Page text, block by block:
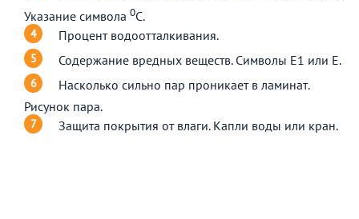
Указание символа 0С.
Процент водоотталкивания.
Содержание вредных веществ. Символы E1 или E.
Насколько сильно пар проникает в ламинат.
Рисунок пара.
Защита покрытия от влаги. Капли воды или кран.